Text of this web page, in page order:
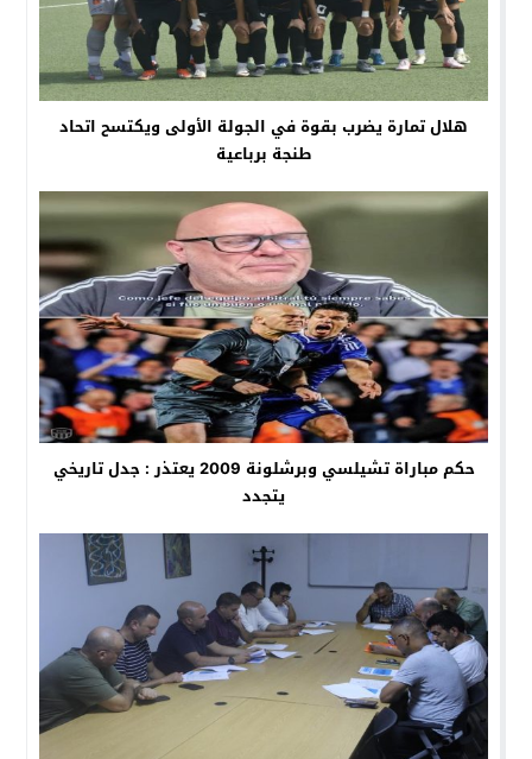
هلال تمارة يضرب بقوة في الجولة الأولى ويكتسح اتحاد
طنجة برباعية
حكم مباراة تشيلسي وبرشلونة 2009 يعتذر : جدل تاريخي
يتجدد